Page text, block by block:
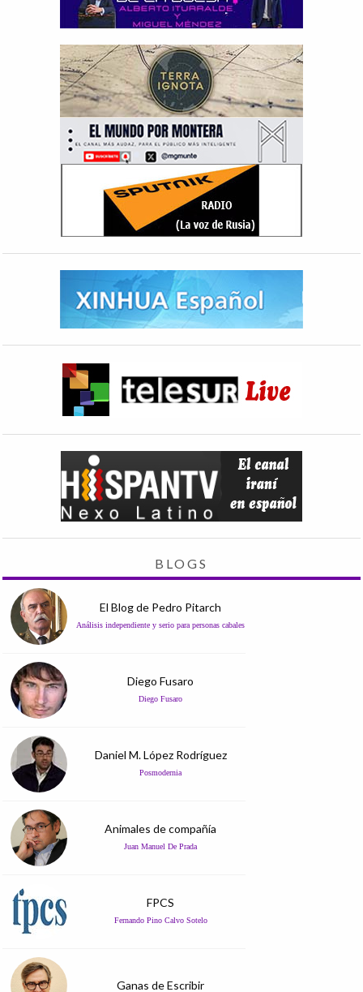
BLOGS
El Blog de Pedro Pitarch
Análisis independiente y serio para personas cabales
Diego Fusaro
Diego Fusaro
Daniel M. López Rodríguez
Posmodernia
Animales de compañía
Juan Manuel De Prada
FPCS
Fernando Pino Calvo Sotelo
Ganas de Escribir